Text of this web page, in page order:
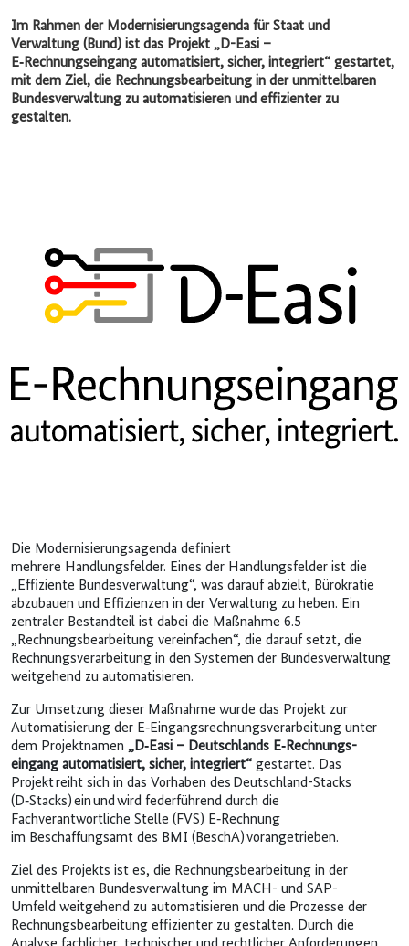
Im Rahmen der Modernisierungsagenda für Staat und
Verwaltung (Bund) ist das Projekt „D-Easi –
E‑Rechnungseingang automatisiert, sicher, integriert“ gestartet,
mit dem Ziel, die Rechnungsbearbeitung in der unmittelbaren
Bundesverwaltung zu automatisieren und effizienter zu
gestalten.
Die Modernisierungsagenda definiert
mehrere Handlungsfelder. Eines der Handlungsfelder ist die
„Effiziente Bundesverwaltung“, was darauf abzielt, Bürokratie
abzubauen und Effizienzen in der Verwaltung zu heben. Ein
zentraler Bestandteil ist dabei die Maßnahme 6.5
„Rechnungsbearbeitung vereinfachen“, die darauf setzt, die
Rechnungsverarbeitung in den Systemen der Bundesverwaltung
weitgehend zu automatisieren.
Zur Umsetzung dieser Maßnahme wurde das Projekt zur
Automatisierung der E‑Eingangs­rechnungs­verarbeitung unter
dem Projektnamen „D‑Easi – Deutschlands E‑Rechnungs­
eingang automatisiert, sicher, integriert“ gestartet. Das
Projekt reiht sich in das Vorhaben des Deutschland-Stacks
(D‑Stacks) ein und wird federführend durch die
Fachverantwortliche Stelle (FVS) E‑Rechnung
im Beschaffungsamt des BMI (BeschA) vorangetrieben.
Ziel des Projekts ist es, die Rechnungsbearbeitung in der
unmittelbaren Bundesverwaltung im MACH- und SAP-
Umfeld weitgehend zu automatisieren und die Prozesse der
Rechnungsbearbeitung effizienter zu gestalten. Durch die